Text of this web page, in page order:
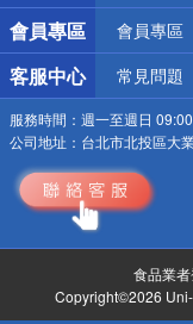
會員專區 會員專區
客服中心 常見問題
服務時間： 週一至週日
公司地址： 台北市北投區大
食品業
Copyright©2026